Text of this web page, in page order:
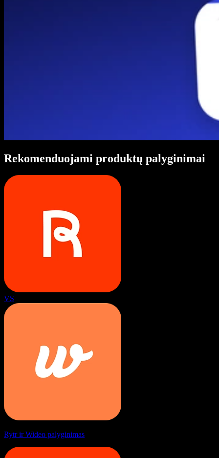
Rekomenduojami produktų palyginimai
VS
Rytr ir Wideo palyginimas